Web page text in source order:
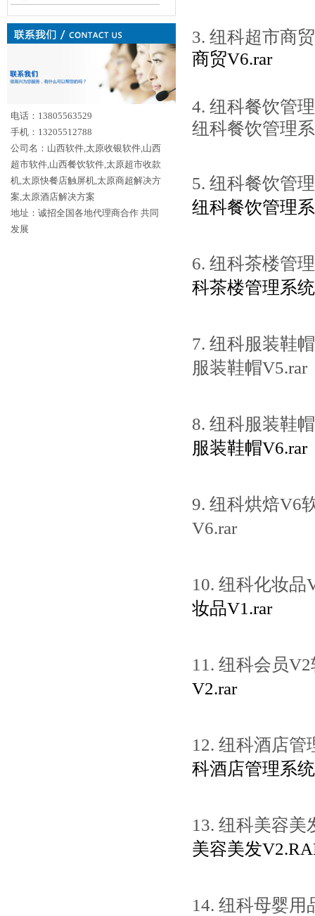
电话：13805563529
手机：13205512788
公司名：山西软件,太原收银软件,山西
超市软件,山西餐饮软件,太原超市收款
机,太原快餐店触屏机,太原商超解决方
案,太原酒店解决方案
地址：诚招全国各地代理商合作 共同
发展
3. 纽科超市商
商贸V6.rar
4. 纽科餐饮管
纽科餐饮管理
5. 纽科餐饮管
纽科餐饮管理
6. 纽科茶楼管
科茶楼管理系
7. 纽科服装鞋
服装鞋帽V5.rar
8. 纽科服装鞋
服装鞋帽V6.rar
9. 纽科烘焙V6
V6.rar
10. 纽科化妆品
妆品V1.rar
11. 纽科会员
V2.rar
12. 纽科酒店
科酒店管理系
13. 纽科美容
美容美发
14. 纽科母婴